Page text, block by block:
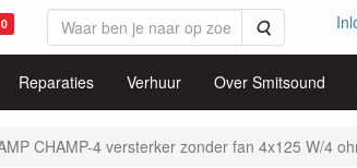
0 Zoeken
Reparaties Verhuur Over Smitsound
CHAMP-4 versterker zonder fan 4x125 W/4